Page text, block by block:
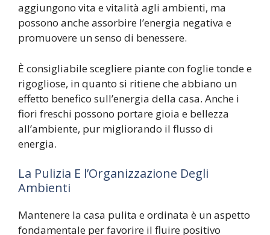
aggiungono vita e vitalità agli ambienti, ma
possono anche assorbire l’energia negativa e
promuovere un senso di benessere.
È consigliabile scegliere piante con foglie tonde e
rigogliose, in quanto si ritiene che abbiano un
effetto benefico sull’energia della casa. Anche i
fiori freschi possono portare gioia e bellezza
all’ambiente, pur migliorando il flusso di
energia.
La Pulizia E l’Organizzazione Degli
Ambienti
Mantenere la casa pulita e ordinata è un aspetto
fondamentale per favorire il fluire positivo